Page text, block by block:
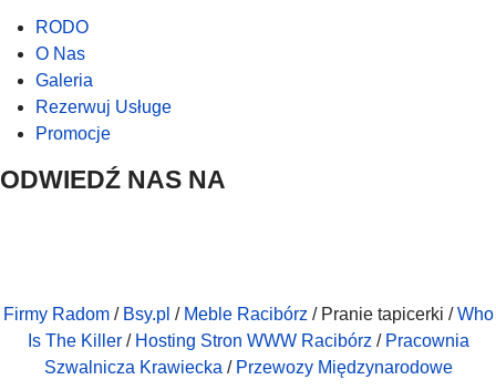
RODO
O Nas
Galeria
Rezerwuj Usługe
Promocje
ODWIEDŹ NAS NA
Firmy Radom/ Bsy.pl / Meble Racibórz / Pranie tapicerki /Who
Is The Killer/ Hosting Stron WWW Racibórz / Pracownia
Szwalnicza Krawiecka / Przewozy Międzynarodowe